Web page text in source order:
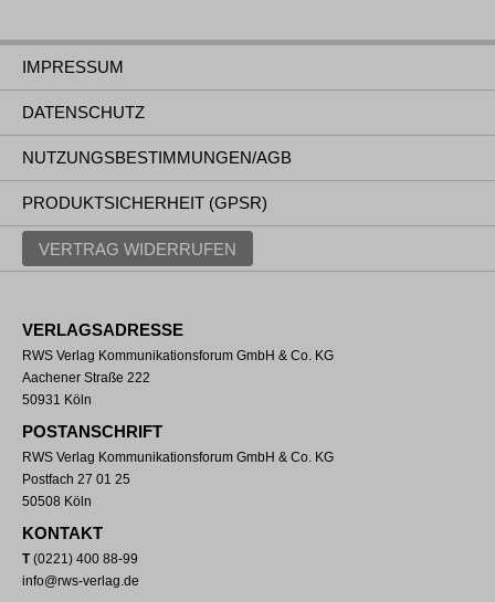
IMPRESSUM
DATENSCHUTZ
NUTZUNGSBESTIMMUNGEN/AGB
PRODUKTSICHERHEIT (GPSR)
VERTRAG WIDERRUFEN
VERLAGSADRESSE
RWS Verlag Kommunikationsforum GmbH & Co. KG
Aachener Straße 222
50931 Köln
POSTANSCHRIFT
RWS Verlag Kommunikationsforum GmbH & Co. KG
Postfach 27 01 25
50508 Köln
KONTAKT
T(0221) 400 88-99
info@rws-verlag.de